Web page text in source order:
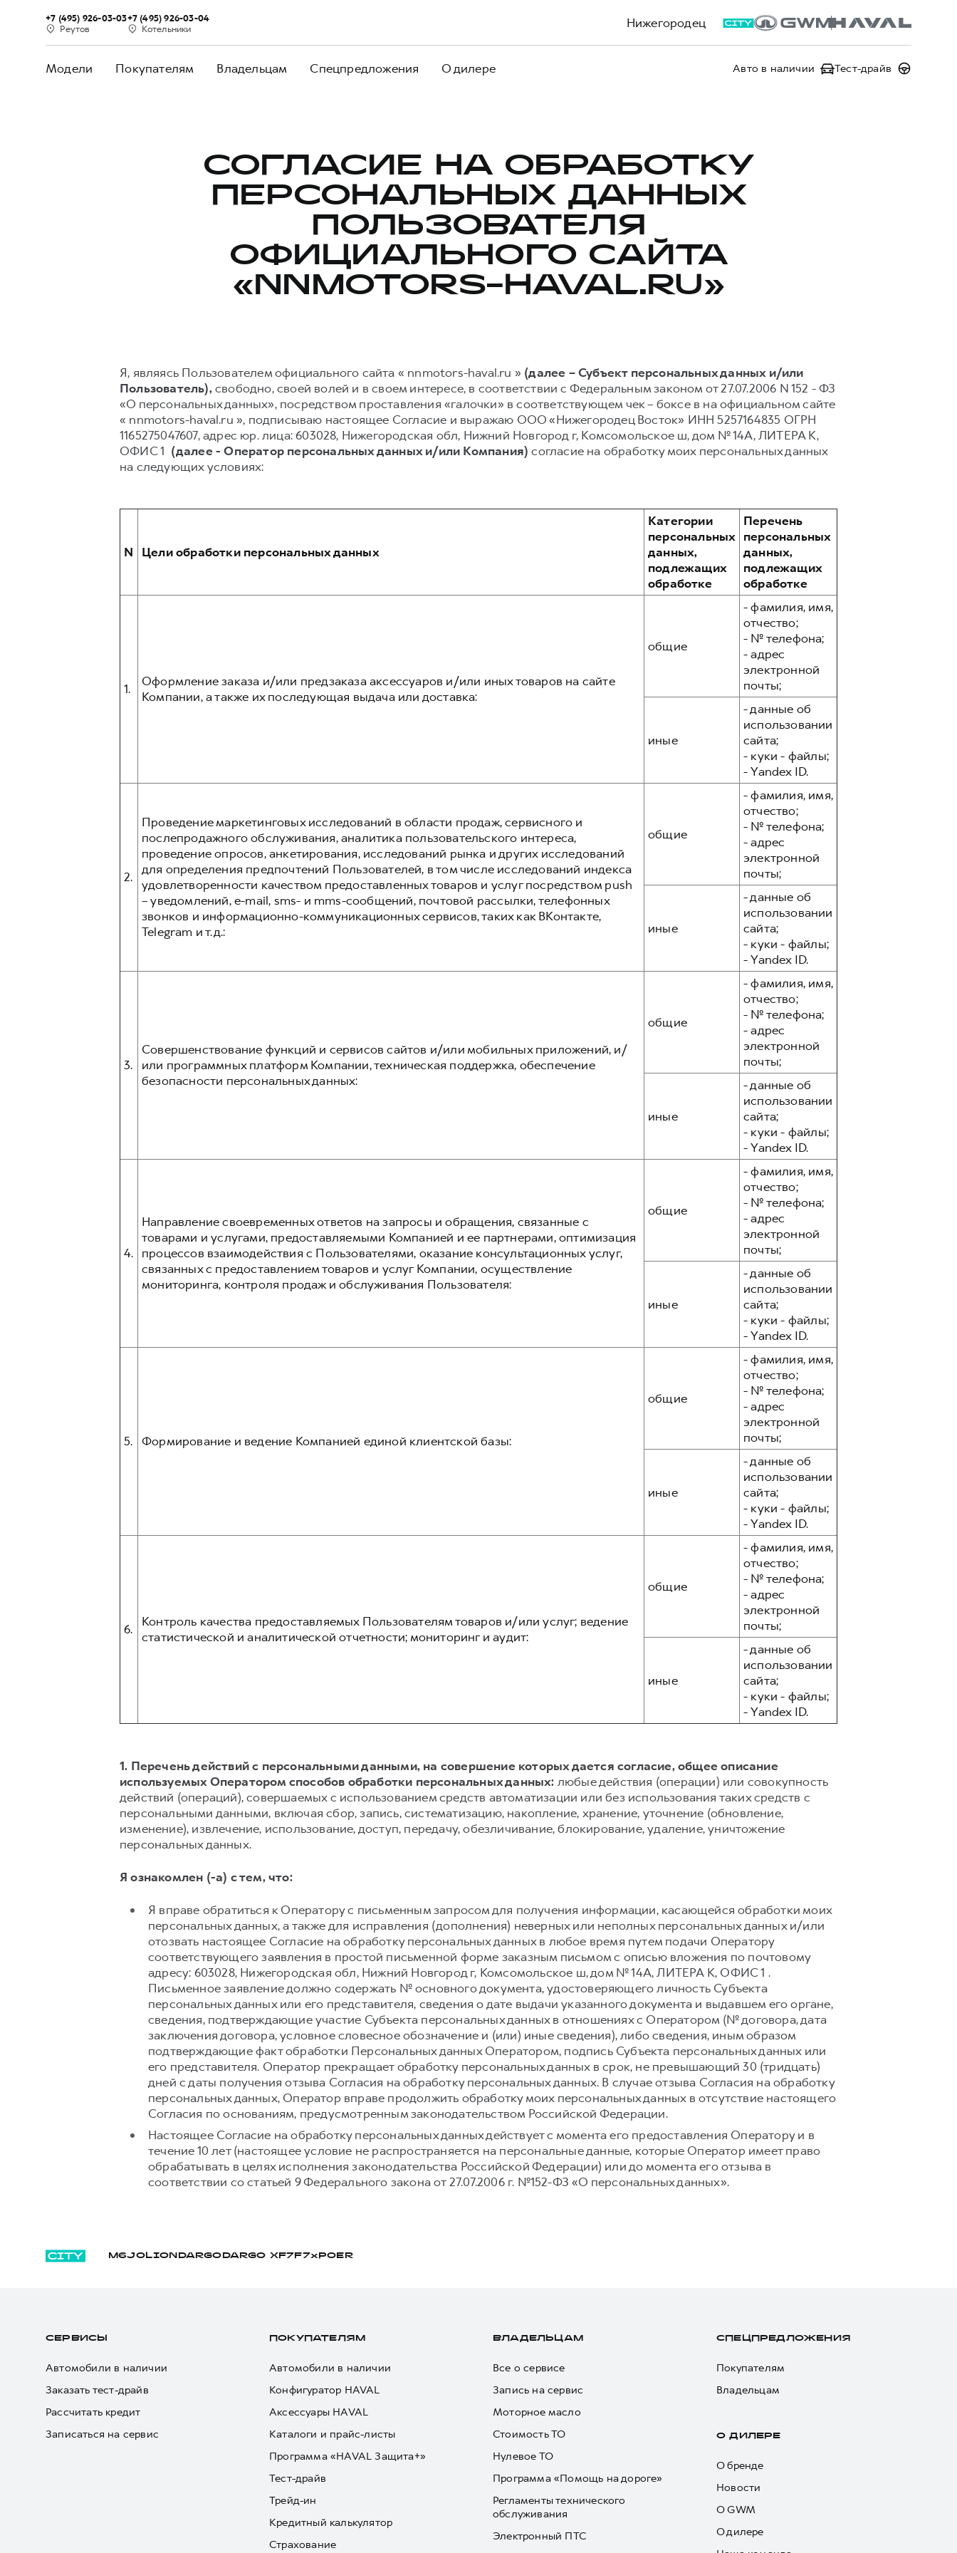
Нижегородец
+7 (495) 926-03-03
Реутов
+7 (495) 926-03-04
Котельники
Модели Покупателям Владельцам Спецпредложения О дилере Авто в наличии Тест-драйв
СОГЛАСИЕ НА ОБРАБОТКУ
ПЕРСОНАЛЬНЫХ ДАННЫХ
ПОЛЬЗОВАТЕЛЯ
ОФИЦИАЛЬНОГО САЙТА
«NNMOTORS-HAVAL.RU»
Я, являясь Пользователем официального сайта « nnmotors-haval.ru » (далее – Субъект персональных данных и/или
Пользователь),свободно, своей волей и в своем интересе, в соответствии с Федеральным законом от 27.07.2006 N 152 - ФЗ
«О персональных данных», посредством проставления «галочки» в соответствующем чек – боксе в на официальном сайте
« nnmotors-haval.ru », подписываю настоящее Согласие и выражаю ООО «Нижегородец Восток» ИНН 5257164835 ОГРН
1165275047607, адрес юр. лица: 603028, Нижегородская обл, Нижний Новгород г, Комсомольское ш, дом № 14А, ЛИТЕРА К,
ОФИС 1 (далее - Оператор персональных данных и/или Компания) согласие на обработку моих персональных данных
на следующих условиях:
N Цели обработки персональных данных
Категории
персональных
данных,
подлежащих
обработке
Перечень
персональных
данных,
подлежащих
обработке
1.
Оформление заказа и/или предзаказа аксессуаров и/или иных товаров на сайте
Компании, а также их последующая выдача или доставка:
общие
- фамилия, имя,
отчество;
- № телефона;
- адрес
электронной
почты;
иные
- данные об
использовании
сайта;
- куки - файлы;
- Yandex ID.
2.
Проведение маркетинговых исследований в области продаж, сервисного и
послепродажного обслуживания, аналитика пользовательского интереса,
проведение опросов, анкетирования, исследований рынка и других исследований
для определения предпочтений Пользователей, в том числе исследований индекса
удовлетворенности качеством предоставленных товаров и услуг посредством push
– уведомлений, e-mail, sms- и mms-сообщений, почтовой рассылки, телефонных
звонков и информационно-коммуникационных сервисов, таких как ВКонтакте,
Telegram и т.д.:
общие
- фамилия, имя,
отчество;
- № телефона;
- адрес
электронной
почты;
иные
- данные об
использовании
сайта;
- куки - файлы;
- Yandex ID.
3.
Совершенствование функций и сервисов сайтов и/или мобильных приложений, и/
или программных платформ Компании, техническая поддержка, обеспечение
безопасности персональных данных:
общие
- фамилия, имя,
отчество;
- № телефона;
- адрес
электронной
почты;
иные
- данные об
использовании
сайта;
- куки - файлы;
- Yandex ID.
4.
Направление своевременных ответов на запросы и обращения, связанные с
товарами и услугами, предоставляемыми Компанией и ее партнерами, оптимизация
процессов взаимодействия с Пользователями, оказание консультационных услуг,
связанных с предоставлением товаров и услуг Компании, осуществление
мониторинга, контроля продаж и обслуживания Пользователя:
общие
- фамилия, имя,
отчество;
- № телефона;
- адрес
электронной
почты;
иные
- данные об
использовании
сайта;
- куки - файлы;
- Yandex ID.
5. Формирование и ведение Компанией единой клиентской базы:
общие
- фамилия, имя,
отчество;
- № телефона;
- адрес
электронной
почты;
иные
- данные об
использовании
сайта;
- куки - файлы;
- Yandex ID.
6.
Контроль качества предоставляемых Пользователям товаров и/или услуг; ведение
статистической и аналитической отчетности; мониторинг и аудит:
общие
- фамилия, имя,
отчество;
- № телефона;
- адрес
электронной
почты;
иные
- данные об
использовании
сайта;
- куки - файлы;
- Yandex ID.
1. Перечень действий с персональными данными, на совершение которых дается согласие, общее описание
используемых Оператором способов обработки персональных данных: любые действия (операции) или совокупность
действий (операций), совершаемых с использованием средств автоматизации или без использования таких средств с
персональными данными, включая сбор, запись, систематизацию, накопление, хранение, уточнение (обновление,
изменение), извлечение, использование, доступ, передачу, обезличивание, блокирование, удаление, уничтожение
персональных данных.
Я ознакомлен (-а) с тем, что:
Я вправе обратиться к Оператору с письменным запросом для получения информации, касающейся обработки моих
персональных данных, а также для исправления (дополнения) неверных или неполных персональных данных и/или
отозвать настоящее Согласие на обработку персональных данных в любое время путем подачи Оператору
соответствующего заявления в простой письменной форме заказным письмом с описью вложения по почтовому
адресу: 603028, Нижегородская обл, Нижний Новгород г, Комсомольское ш, дом № 14А, ЛИТЕРА К, ОФИС 1 .
Письменное заявление должно содержать № основного документа, удостоверяющего личность Субъекта
персональных данных или его представителя, сведения о дате выдачи указанного документа и выдавшем его органе,
сведения, подтверждающие участие Субъекта персональных данных в отношениях с Оператором (№ договора, дата
заключения договора, условное словесное обозначение и (или) иные сведения), либо сведения, иным образом
подтверждающие факт обработки Персональных данных Оператором, подпись Субъекта персональных данных или
его представителя. Оператор прекращает обработку персональных данных в срок, не превышающий 30 (тридцать)
дней с даты получения отзыва Согласия на обработку персональных данных. В случае отзыва Согласия на обработку
персональных данных, Оператор вправе продолжить обработку моих персональных данных в отсутствие настоящего
Согласия по основаниям, предусмотренным законодательством Российской Федерации.
Настоящее Согласие на обработку персональных данных действует с момента его предоставления Оператору и в
течение 10 лет (настоящее условие не распространяется на персональные данные, которые Оператор имеет право
обрабатывать в целях исполнения законодательства Российской Федерации) или до момента его отзыва в
соответствии со статьей 9 Федерального закона от 27.07.2006 г. №152-ФЗ «О персональных данных».
M6JOLION DARGO DARGO Х F7 F7x POER
СЕРВИСЫ
Автомобили в наличии
Заказать тест-драйв
Рассчитать кредит
Записаться на сервис
ПОКУПАТЕЛЯМ
Автомобили в наличии
Конфигуратор HAVAL
Аксессуары HAVAL
Каталоги и прайс-листы
Программа «HAVAL Защита+»
Тест-драйв
Трейд-ин
Кредитный калькулятор
Страхование
ВЛАДЕЛЬЦАМ
Все о сервисе
Запись на сервис
Моторное масло
Стоимость ТО
Нулевое ТО
Программа «Помощь на дороге»
Регламенты технического
обслуживания
Электронный ПТС
СПЕЦПРЕДЛОЖЕНИЯ
Покупателям
Владельцам
О ДИЛЕРЕ
О бренде
Новости
О GWM
О дилере